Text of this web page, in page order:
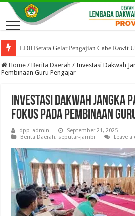
LDII Betara Gelar Pengajian Cabe Rawit
Home / Berita Daerah / Investasi Dakwah
Pembinaan Guru Pengajar
Investasi Dakwah Jangka
Fokus pada Pembinaan
dpp_admin
September 21, 2025
Berita Daerah, seputar-jambi Leave